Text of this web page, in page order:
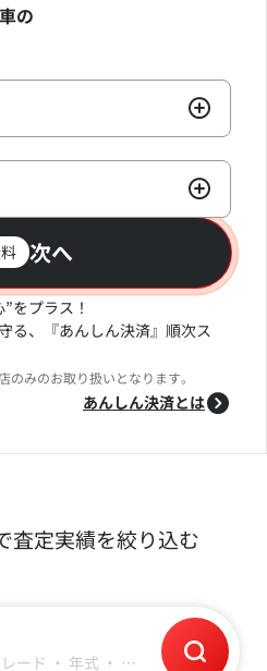
の
次へ
をプラス！
る、『あんしん決済』順次ス
みのお取り扱いとなります。
あんしん決済とは
査定実績を絞り込む
ード ・ 年式 ・ 走行距離